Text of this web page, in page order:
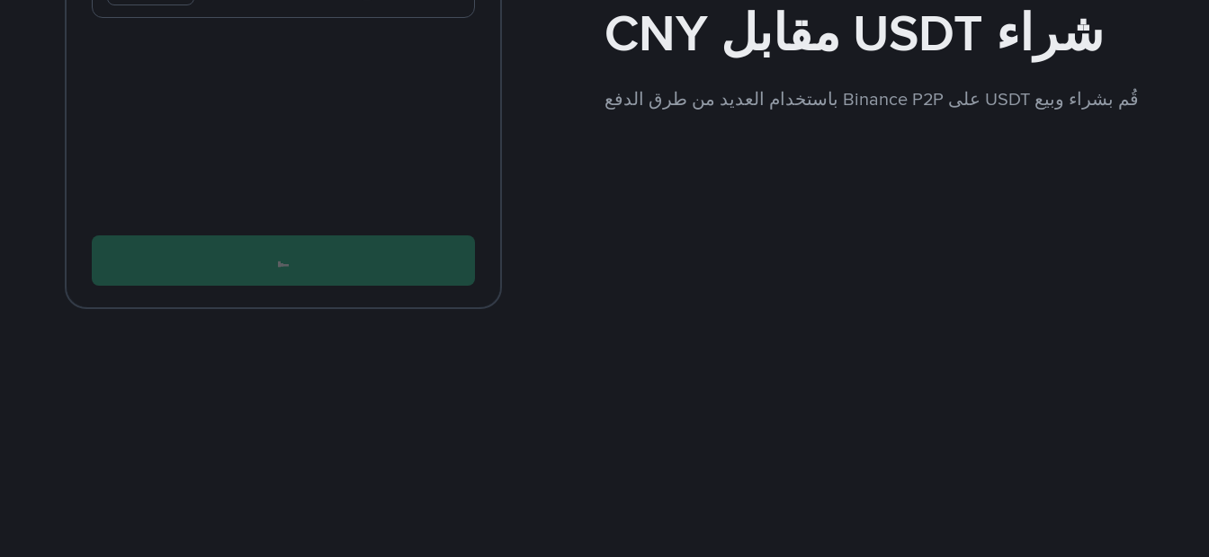
شراء USDT مقابل CNY
قُم بشراء وبيع USDT على Binance P2P باستخدام العديد من طرق الدفع